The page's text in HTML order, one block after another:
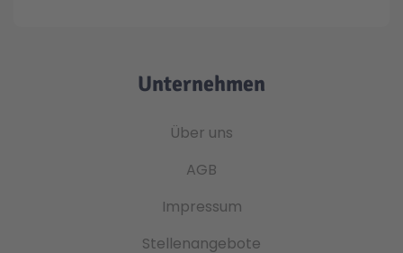
Unternehmen
Über uns
AGB
Impressum
Stellenangebote